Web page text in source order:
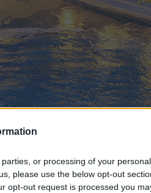
or processing of your
please use the below opt-out
opt-out request is processed you